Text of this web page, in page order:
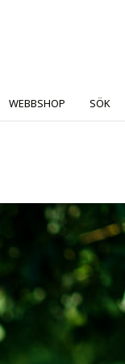
WEBBSHOP SÖK